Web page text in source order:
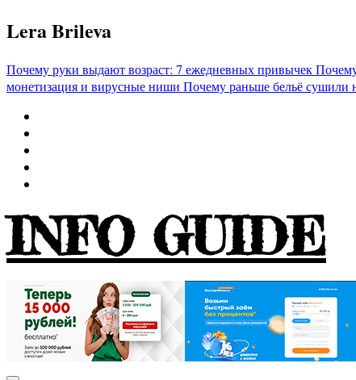
Перейти
к
Lera Brileva
Почему руки выдают возраст: 7 ежедневных привычек
монетизация и вирусные ниши Почему раньше бельё сушили
INFO GUIDE